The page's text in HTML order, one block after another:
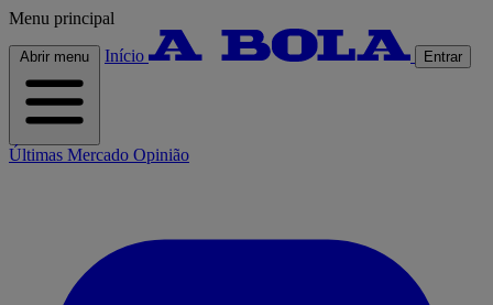
Menu principal
Abrir menu Início Entrar
Últimas Mercado Opinião